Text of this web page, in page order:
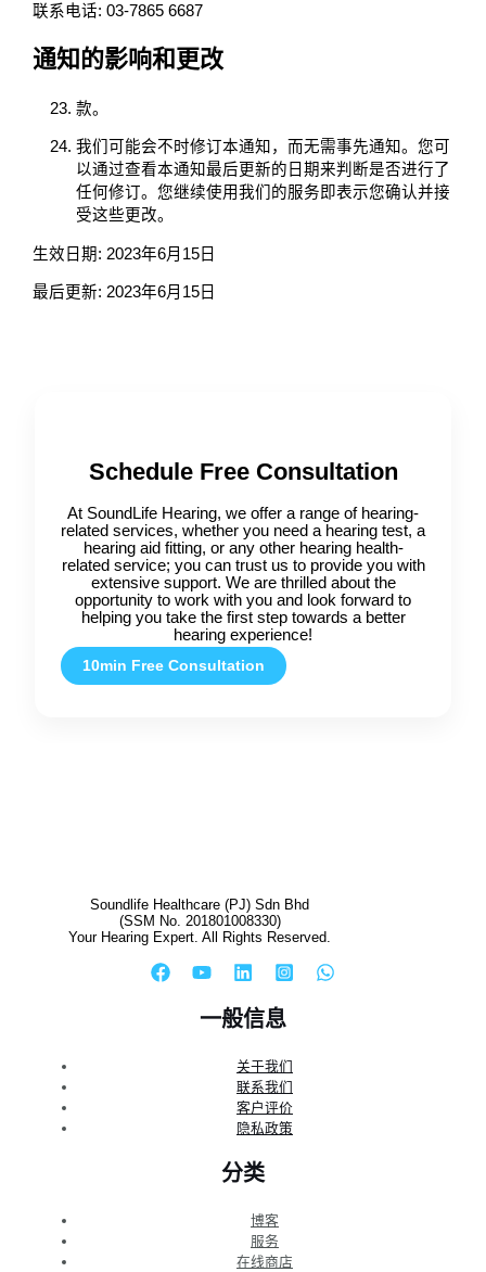
联系电话: 03-7865 6687
通知的影响和更改
款。
我们可能会不时修订本通知，而无需事先通知。您可
以通过查看本通知最后更新的日期来判断是否进行了
任何修订。您继续使用我们的服务即表示您确认并接
受这些更改。
生效日期: 2023年6月15日
最后更新: 2023年6月15日
Schedule Free Consultation
At SoundLife Hearing, we offer a range of hearing-
related services, whether you need a hearing test, a
hearing aid fitting, or any other hearing health-
related service; you can trust us to provide you with
extensive support. We are thrilled about the
opportunity to work with you and look forward to
helping you take the first step towards a better
hearing experience!
10min Free Consultation
Soundlife Healthcare (PJ) Sdn Bhd
(SSM No. 201801008330)
Your Hearing Expert. All Rights Reserved.
一般信息
关于我们
联系我们
客户评价
隐私政策
分类
博客
服务
在线商店